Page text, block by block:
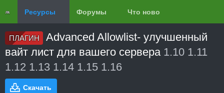
Ресурсы Форумы Что нового?
ПЛАГИН
Advanced Allowlist- улучшенный
вайт лист для вашего сервера 1.10 1.11
1.12 1.13 1.14 1.15 1.16
Скачать